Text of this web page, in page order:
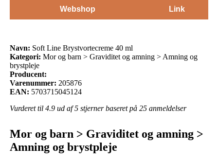
Webshop Link
Navn: Soft Line Brystvortecreme 40 ml
Kategori: Mor og barn > Graviditet og amning > Amning og
brystpleje
Producent:
Varenummer: 205876
EAN: 5703715045124
Vurderet til 4.9 ud af 5 stjerner baseret på 25 anmeldelser
Mor og barn > Graviditet og amning >
Amning og brystpleje